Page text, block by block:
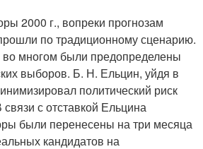
2000 г., вопреки прогнозам
по традиционному сценарию.
во многом были предопределены
выборов. Б. Н. Ельцин, уйдя в
политический риск
с отставкой Ельцина
были перенесены на три месяца
кандидатов на